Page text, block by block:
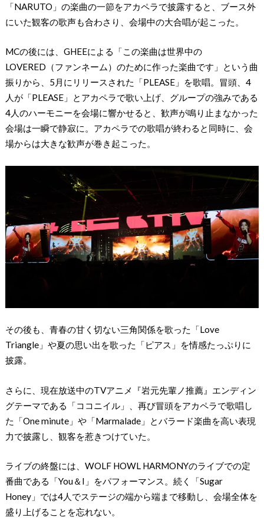
「NARUTO」の楽曲の一節をアカペラで披露すると、ブース外
にいた観客の歌声も合わさり、会場中の大合唱が起こった。
MCの後には、GHEEによる「この楽曲は世界中の
LOVERED（ファンネーム）のために作った楽曲です」という曲
振りから、5月にリリースされた「PLEASE」を歌唱。冒頭、4
人が「PLEASE」とアカペラで歌い上げ、グループの強みである
4人のハーモニーを会場に響かせると、歓声が鳴り止まなかった
会場は一瞬で静寂に。アカペラでの歌唱が終わると同時に、会
場からは大きな歓声が巻き起こった。
その後も、青春の甘く切ない三角関係を歌った「Love
Triangle」や夏の思い出を歌った「ピアス」を情感たっぷりに
披露。
さらに、現在放送中のTVアニメ『岩元先輩ノ推薦』エンディン
グテーマである「ココニイル」、再び冒頭をアカペラで歌唱し
た「One minute」や「Marmalade」とバラード楽曲を高い表現
力で披露し、観客を惹きつけていた。
ライブの終盤には、WOLF HOWL HARMONYのライブでの定
番曲である「You＆I」をパフォーマンス。続く「Sugar
Honey」では4人でステージの端から端まで移動し、会場全体を
盛り上げることを忘れない。